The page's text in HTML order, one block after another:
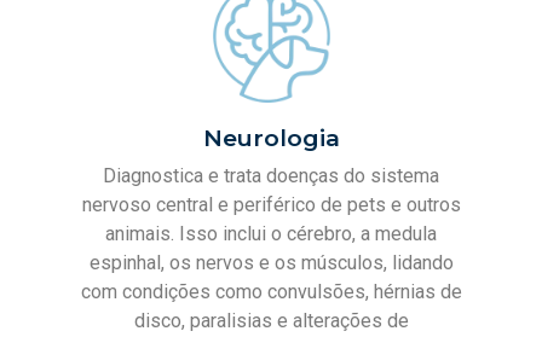
Neurologia
Diagnostica e trata doenças do sistema
nervoso central e periférico de pets e outros
animais. Isso inclui o cérebro, a medula
espinhal, os nervos e os músculos, lidando
com condições como convulsões, hérnias de
disco, paralisias e alterações de